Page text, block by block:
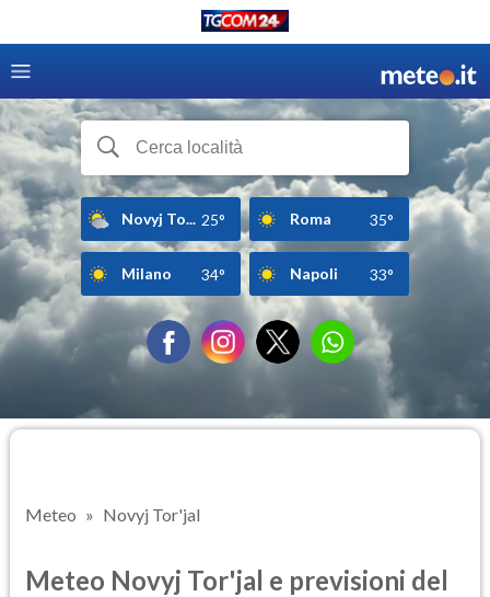
Novyj To... 25° Roma 35°
Milano 34° Napoli 33°
Meteo Novyj Tor'jal
Meteo Novyj Tor'jal e previsioni del